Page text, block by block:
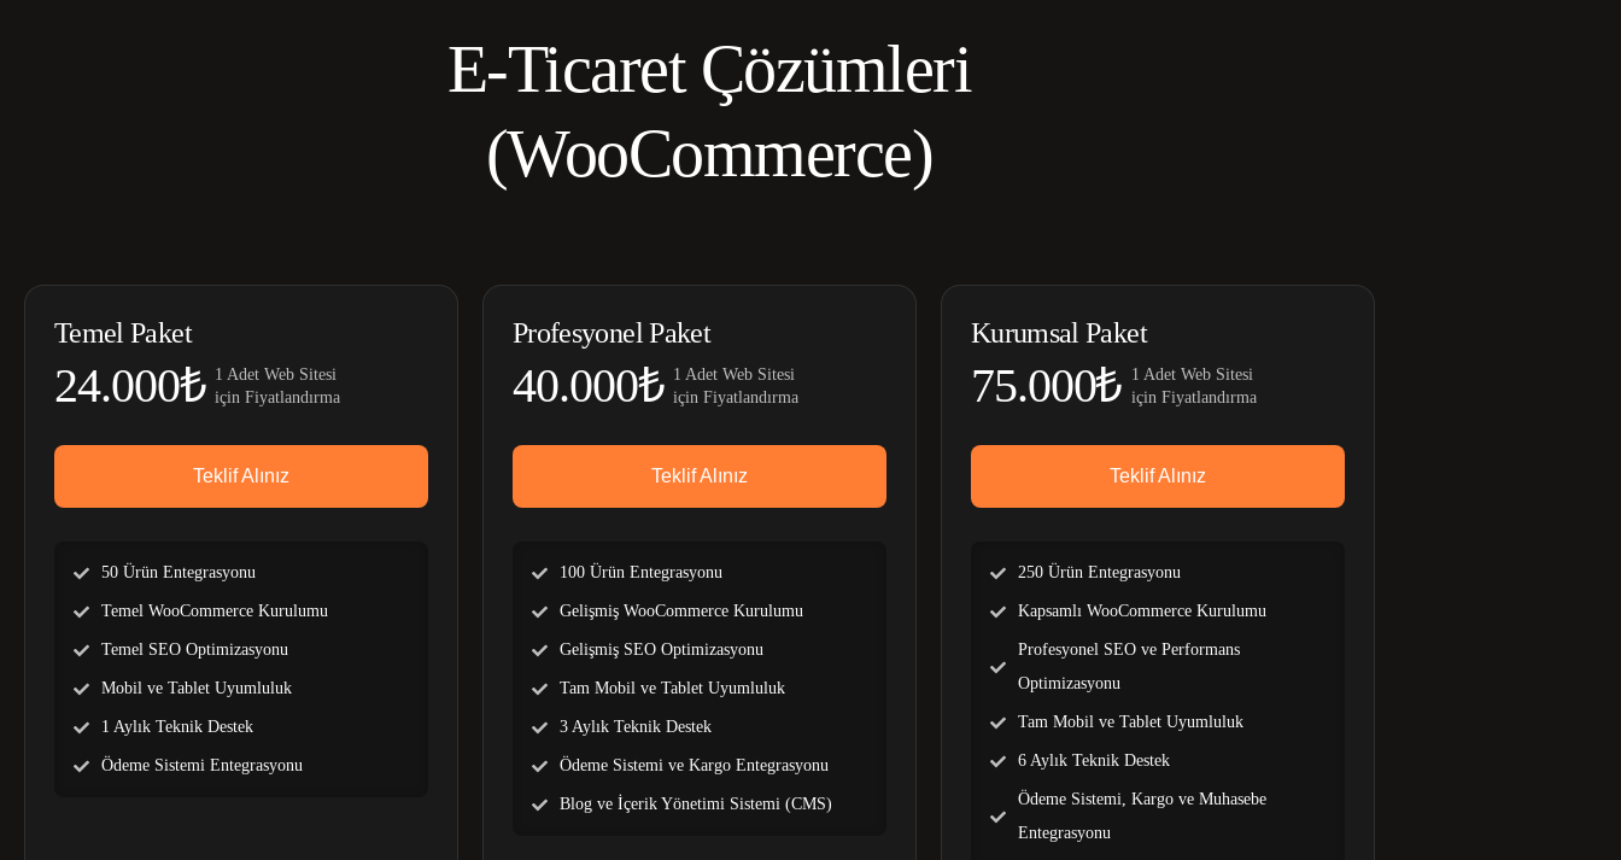
E-Ticaret Çözümleri
(WooCommerce)
Temel Paket
24.000₺ 1 Adet Web Sitesi
için Fiyatlandırma
Teklif Alınız
50 Ürün Entegrasyonu
Temel WooCommerce Kurulumu
Temel SEO Optimizasyonu
Mobil ve Tablet Uyumluluk
1 Aylık Teknik Destek
Ödeme Sistemi Entegrasyonu
Profesyonel Paket
40.000₺ 1 Adet Web Sitesi
için Fiyatlandırma
Teklif Alınız
100 Ürün Entegrasyonu
Gelişmiş WooCommerce Kurulumu
Gelişmiş SEO Optimizasyonu
Tam Mobil ve Tablet Uyumluluk
3 Aylık Teknik Destek
Ödeme Sistemi ve Kargo Entegrasyonu
Blog ve İçerik Yönetimi Sistemi (CMS)
Kurumsal Paket
75.000₺ 1 Adet Web Sitesi
için Fiyatlandırma
Teklif Alınız
250 Ürün Entegrasyonu
Kapsamlı WooCommerce Kurulumu
Profesyonel SEO ve Performans
Optimizasyonu
Tam Mobil ve Tablet Uyumluluk
6 Aylık Teknik Destek
Ödeme Sistemi, Kargo ve Muhasebe
Entegrasyonu